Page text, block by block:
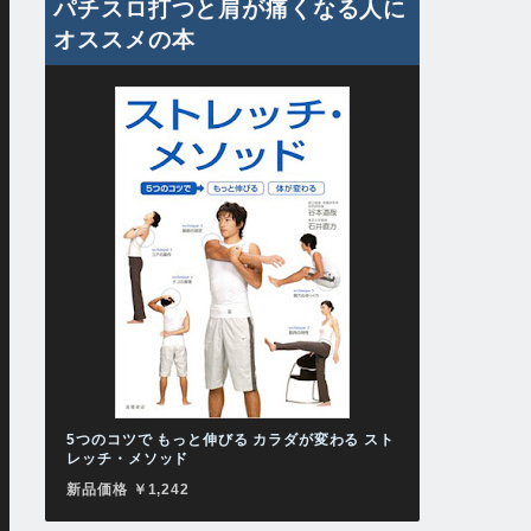
パチスロ打つと肩が痛くなる人に
オススメの本
5つのコツで もっと伸びる カラダが変わる スト
レッチ・メソッド
新品価格 ￥1,242